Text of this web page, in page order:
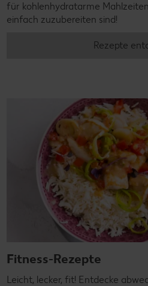
für kohlenhydratarme
einfach zuzubereiten sind!
Rezepte
Fitness-Rezepte
Leicht, lecker, fit! Entdecke